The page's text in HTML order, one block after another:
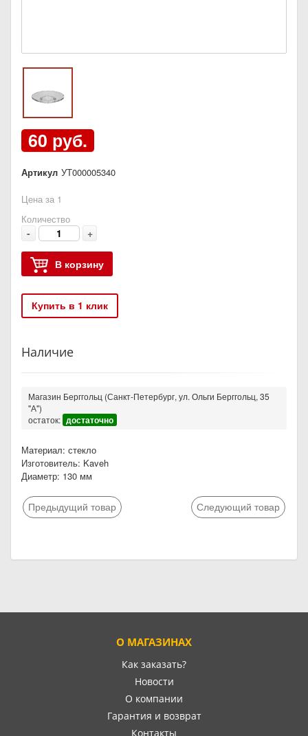
60 руб.
Артикул УТ000005340
Цена за 1
Количество
- +
В корзину
Купить в 1 клик
Наличие
Магазин Берггольц (Санкт-Петербург, ул. Ольги Берггольц, 35
"А")
остаток: достаточно
Материал: стекло
Изготовитель: Kaveh
Диаметр: 130 мм
Предыдущий товар Следующий товар
О МАГАЗИНАХ
Как заказать?
Новости
О компании
Гарантия и возврат
Контакты